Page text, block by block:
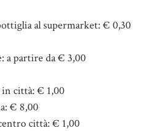
al supermarket: € 0,30
a partire da € 3,00
in città: € 1,00
€ 8,00
città: € 1,00